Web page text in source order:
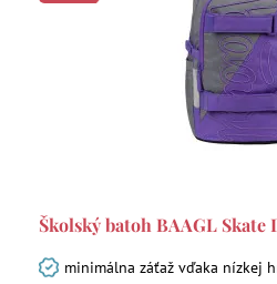
Školský batoh BAAGL Skate
minimálna záťaž vďaka nízkej